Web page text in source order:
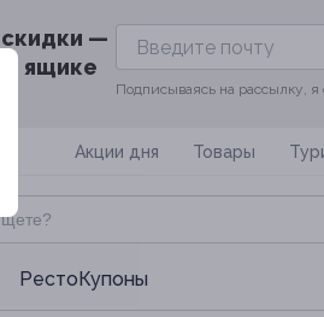
—
ящике
Подписываясь на рассылку, я
Акции дня Товары
РестоКупоны